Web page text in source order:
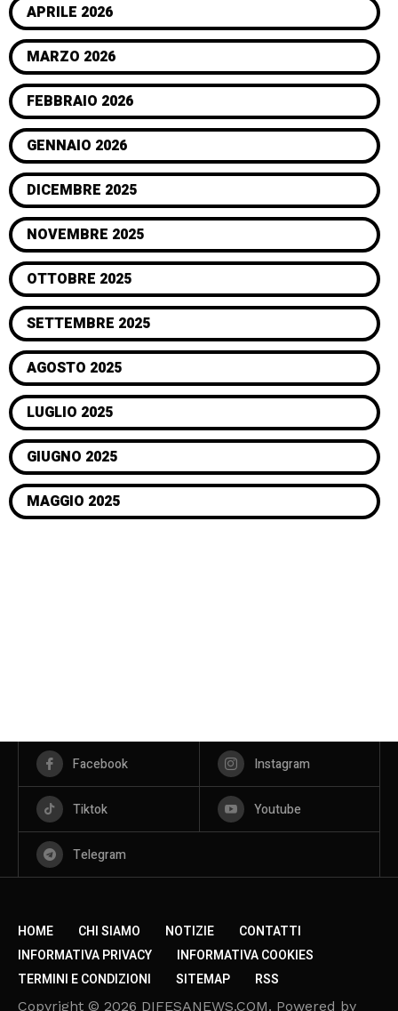
APRILE 2026
MARZO 2026
FEBBRAIO 2026
GENNAIO 2026
DICEMBRE 2025
NOVEMBRE 2025
OTTOBRE 2025
SETTEMBRE 2025
AGOSTO 2025
LUGLIO 2025
GIUGNO 2025
MAGGIO 2025
Facebook Instagram
Tiktok Youtube
Telegram
HOME CHI SIAMO NOTIZIE
CONTATTI
INFORMATIVA PRIVACY
INFORMATIVA COOKIES
TERMINI E CONDIZIONI
SITEMAP RSS
Copyright © 2026 DIFESANEWS.COM. Powered by